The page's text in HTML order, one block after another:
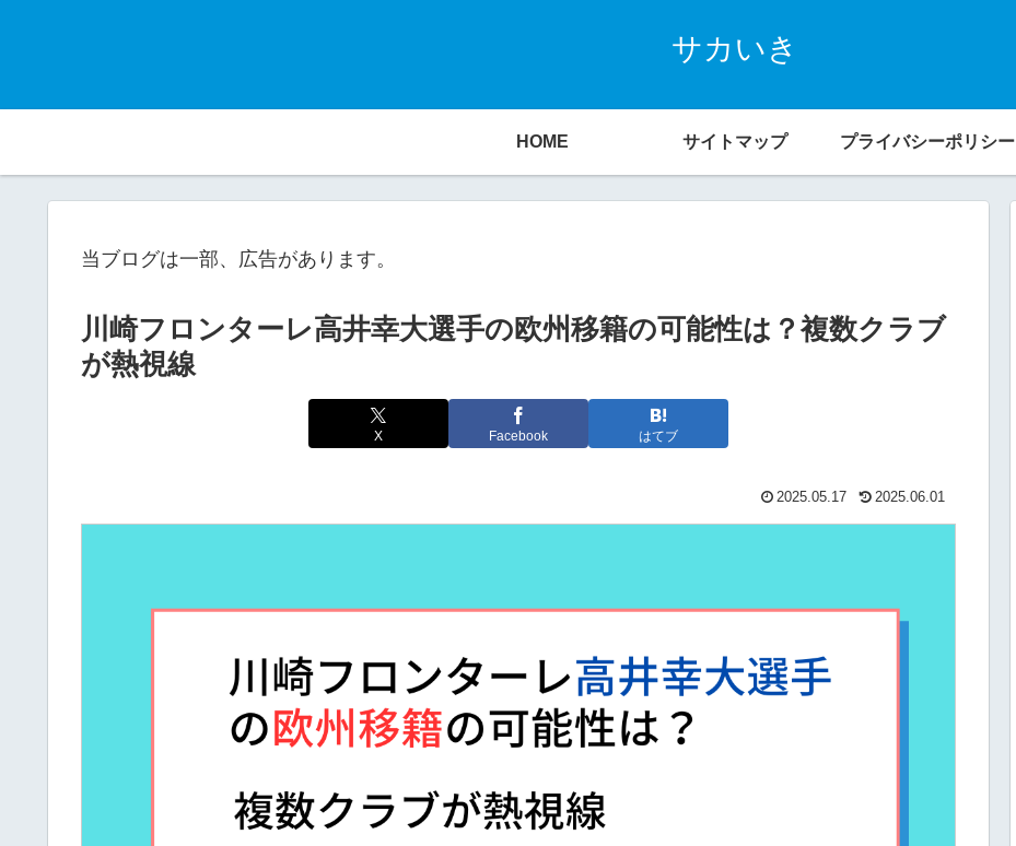
サカいき
HOME サイトマップ プライバシーポリシー
当ブログは一部、広告があります。
川崎フロンターレ高井幸大選手の欧州移籍の可能性は？複数クラブ
が熱視線
X Facebook はてブ
2025.05.17 2025.06.01